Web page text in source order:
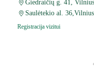
Giedraičių g. 41,
Saulėtekio al. 36,Vilnius
Registracija vizitui